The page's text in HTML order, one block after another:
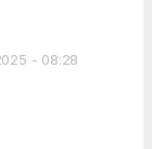
- 08:28